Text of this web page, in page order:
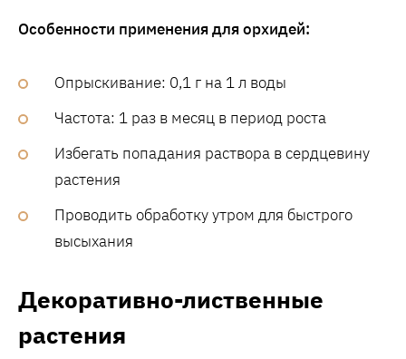
Особенности применения для орхидей:
Опрыскивание: 0,1 г на 1 л воды
Частота: 1 раз в месяц в период роста
Избегать попадания раствора в сердцевину
растения
Проводить обработку утром для быстрого
высыхания
Декоративно-лиственные
растения